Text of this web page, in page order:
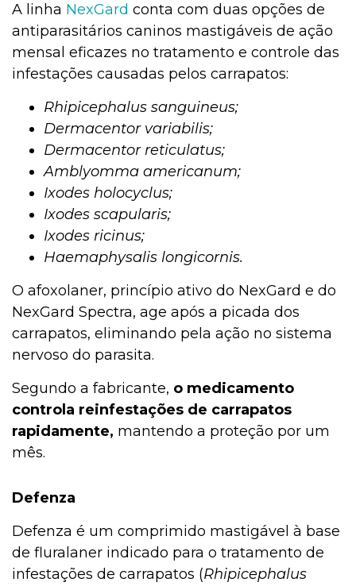
A linha NexGard conta com duas opções de
antiparasitários caninos mastigáveis de ação
mensal eficazes no tratamento e controle das
infestações causadas pelos carrapatos:
Rhipicephalus sanguineus;
Dermacentor variabilis;
Dermacentor reticulatus;
Amblyomma americanum;
Ixodes holocyclus;
Ixodes scapularis;
Ixodes ricinus;
Haemaphysalis longicornis.
O afoxolaner, princípio ativo do NexGard e do
NexGard Spectra, age após a picada dos
carrapatos, eliminando pela ação no sistema
nervoso do parasita.
Segundo a fabricante, o medicamento
controla reinfestações de carrapatos
rapidamente, mantendo a proteção por um
mês.
Defenza
Defenza é um comprimido mastigável à base
de fluralaner indicado para o tratamento de
infestações de carrapatos (Rhipicephalus